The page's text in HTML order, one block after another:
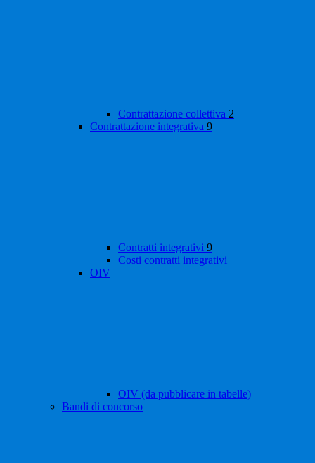
Contrattazione collettiva 2
Contrattazione integrativa 9
Contratti integrativi 9
Costi contratti integrativi
OIV
OIV (da pubblicare in tabelle)
Bandi di concorso